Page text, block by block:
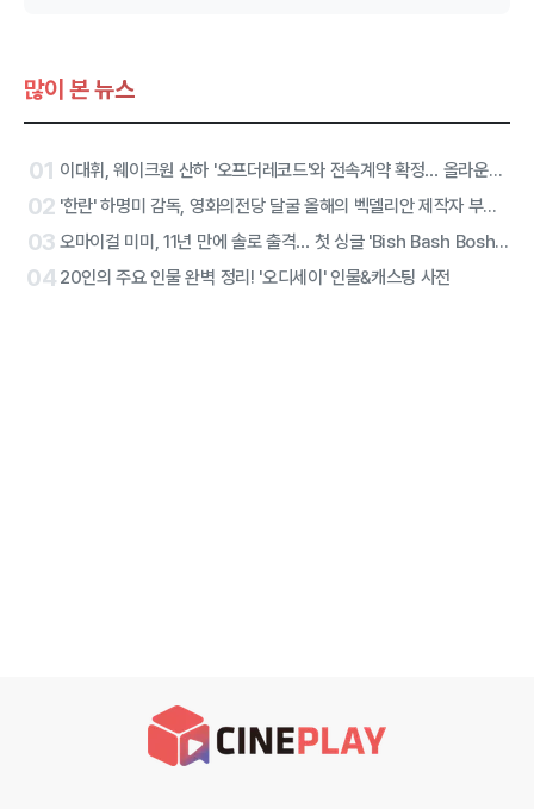
많이 본 뉴스
01 이대휘, 웨이크원 산하 '오프더레코드'와 전속계약 확정… 올라운더 아티스트 솔로 2막 시작
02 '한란' 하명미 감독, 영화의전당 달굴 올해의 벡델리안 제작자 부문 선정
03 오마이걸 미미, 11년 만에 솔로 출격… 첫 싱글 'Bish Bash Bosh'로 당찬 선언
04 20인의 주요 인물 완벽 정리! '오디세이' 인물&캐스팅 사전